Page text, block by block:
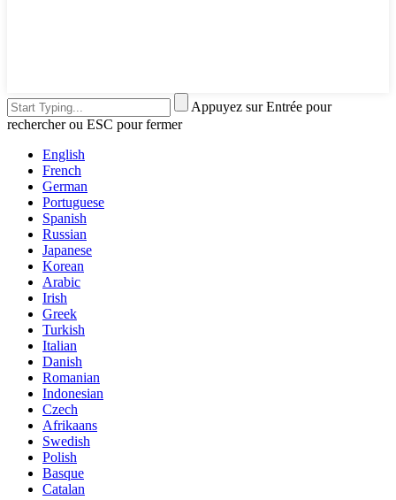
Appuyez sur Entrée pour
rechercher ou ESC pour fermer
English
French
German
Portuguese
Spanish
Russian
Japanese
Korean
Arabic
Irish
Greek
Turkish
Italian
Danish
Romanian
Indonesian
Czech
Afrikaans
Swedish
Polish
Basque
Catalan